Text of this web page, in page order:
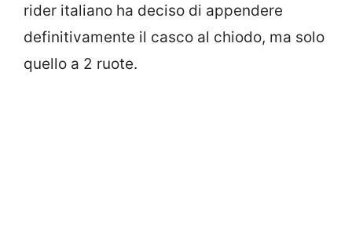
rider italiano ha deciso di appendere
definitivamente il casco al chiodo, ma solo
quello a 2 ruote.